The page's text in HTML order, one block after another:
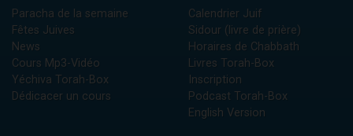
Paracha de la semaine
Fêtes Juives
News
Cours Mp3-Vidéo
Yéchiva Torah-Box
Dédicacer un cours
Calendrier Juif
Sidour (livre de prière)
Horaires de Chabbath
Livres Torah-Box
Inscription
Podcast Torah-Box
English Version